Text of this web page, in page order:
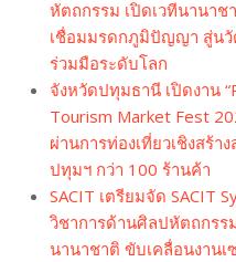
หัตถกรรม เปิดเวทีนานาช
เชื่อมมรดกภูมิปัญญา สู่นวั
ร่วมมือระดับโลก
จังหวัดปทุมธานี เปิดงาน
Tourism Market Fest
ผ่านการท่องเที่ยวเชิงสร้
ปทุมฯ กว่า 100 ร้านค้า
SACIT เตรียมจัด SACIT
วิชาการด้านศิลปหัตถกรร
นานาชาติ ขับเคลื่อนงานเ